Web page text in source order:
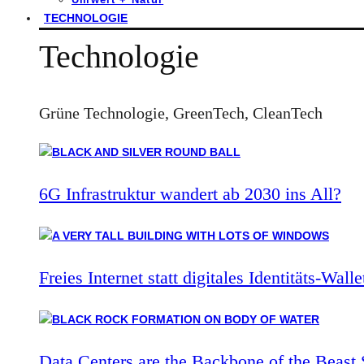
TECHNOLOGIE
Technologie
Grüne Technologie, GreenTech, CleanTech
6G Infrastruktur wandert ab 2030 ins All?
Freies Internet statt digitales Identitäts-